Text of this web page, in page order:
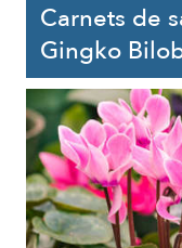
Carnets de
Gingko